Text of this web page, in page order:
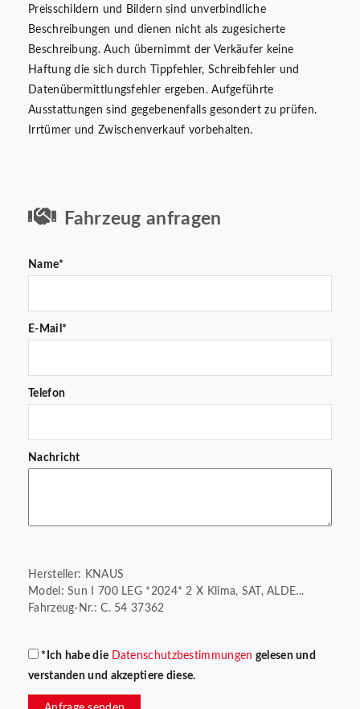
Preisschildern und Bildern sind unverbindliche
Beschreibungen und dienen nicht als zugesicherte
Beschreibung. Auch übernimmt der Verkäufer keine
Haftung die sich durch Tippfehler, Schreibfehler und
Datenübermittlungsfehler ergeben. Aufgeführte
Ausstattungen sind gegebenenfalls gesondert zu prüfen.
Irrtümer und Zwischenverkauf vorbehalten.
Fahrzeug anfragen
Name*
E-Mail*
Telefon
Nachricht
Hersteller: KNAUS
Model: Sun I 700 LEG *2024* 2 X Klima, SAT, ALDE...
Fahrzeug-Nr.: C. 54 37362
*Ich habe die Datenschutzbestimmungen gelesen und
verstanden und akzeptiere diese.